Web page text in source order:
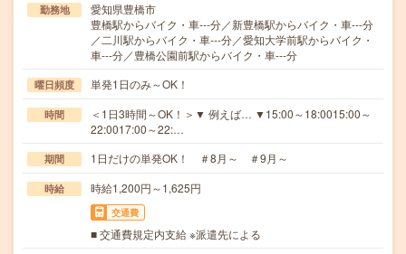
勤務地
愛知県豊橋市
豊橋駅からバイク・車---分／新豊橋駅からバイク・車---分
／二川駅からバイク・車---分／愛知大学前駅からバイク・
車---分／豊橋公園前駅からバイク・車---分
曜日頻度 単発1日のみ～OK！
時間
＜1日3時間～OK！＞▼ 例えば… ▼15:00～18:0015:00～
22:0017:00～22:…
期間 1日だけの単発OK！ ＃8月～ ＃9月～
時給 時給1,200円～1,625円
交通費
■ 交通費規定内支給 ※派遣先による